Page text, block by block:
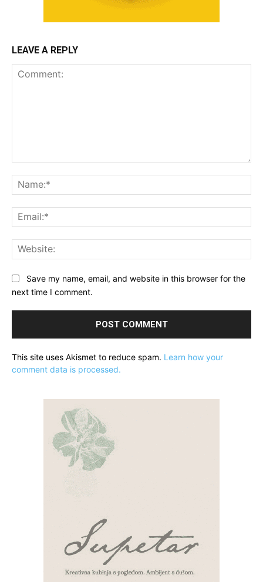
LEAVE A REPLY
Save my name, email, and website in this browser for the
next time I comment.
This site uses Akismet to reduce spam. Learn how your
comment data is processed.